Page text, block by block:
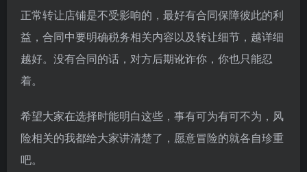
正常转让店铺是不受影响的，最好有合同保障彼此的利
益，合同中要明确税务相关内容以及转让细节，越详细
越好。没有合同的话，对方后期讹诈你，你也只能忍
着。
希望大家在选择时能明白这些，事有可为有可不为，风
险相关的我都给大家讲清楚了，愿意冒险的就各自珍重
吧。